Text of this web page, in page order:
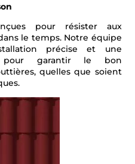
pour résister aux
le temps. Notre équipe
précise et une
pour garantir le bon
quelles que soient